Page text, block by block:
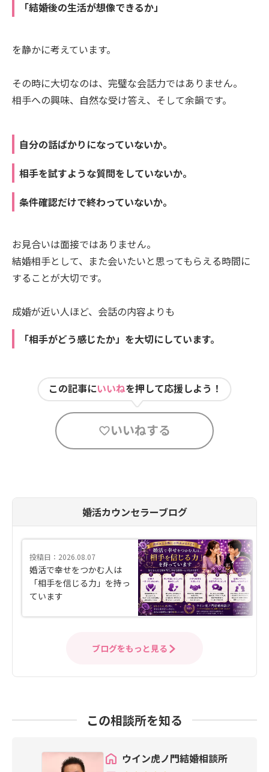
「結婚後の生活が想像できるか」
を静かに考えています。
その時に大切なのは、完璧な会話力ではありません。
相手への興味、自然な受け答え、そして余韻です。
自分の話ばかりになっていないか。
相手を試すような質問をしていないか。
条件確認だけで終わっていないか。
お見合いは面接ではありません。
結婚相手として、また会いたいと思ってもらえる時間に
することが大切です。
成婚が近い人ほど、会話の内容よりも
「相手がどう感じたか」を大切にしています。
この記事にいいねを押して応援しよう！
いいねする
婚活カウンセラーブログ
投稿日：2026.08.07
婚活で幸せをつかむ人は
「相手を信じる力」を持っ
ています
ブログをもっと見る
この相談所を知る
ウイン虎ノ門結婚相談所